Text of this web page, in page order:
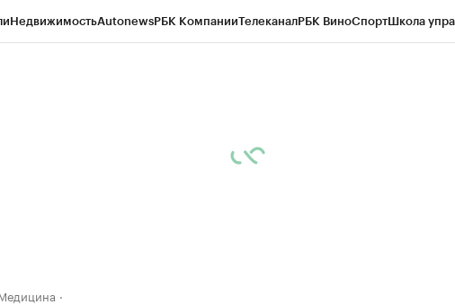
НедвижимостьAutonewsРБК КомпанииТелеканалРБК ВиноСпортШкола